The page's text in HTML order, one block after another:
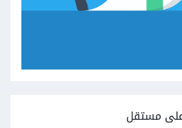
مستقل